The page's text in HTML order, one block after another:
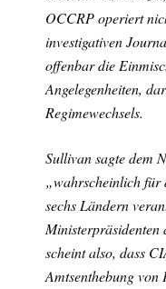
OCCRP operiert
investigativen
offenbar die
Angelegenheiten,
Regimewechsels.
Sullivan sagte dem
„wahrscheinlich für
sechs Ländern
Ministerpräsidenten
scheint also, dass
Amtsenthebung